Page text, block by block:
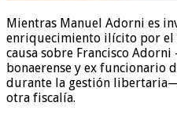
Mientras Manuel Adorni es
enriquecimiento ilícito por el
causa sobre Francisco
bonaerense y ex funcionario
durante la gestión
otra fiscalía.